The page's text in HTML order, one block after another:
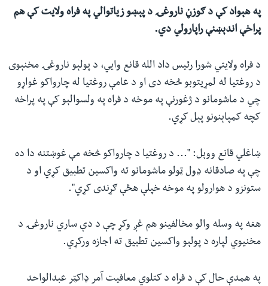
په هېواد کې د ګوزڼ ناروغۍ د پېښو زیاتوالي په فراه ولایت کې هم
پراخې اندېښنې راپارولي دي.
د فراه ولایتي شورا رئیس داد الله قانع وايي، د پولېو ناروغۍ مخنېوی
د روغتیا له لمړیتوبو څخه دی او د عامې روغتیا له چارواکو غواړو
چي د ماشومانو د ژغورنې په موخه د فراه په ولسوالېو کې په پراخه
کچه کمپاېنونو پېل کړي.
ښاغلي قانع ووېل: "... د روغتیا د چارواکو څخه مې غوښتنه دا ده
چې په صادقانه ډول ټولو ماشومانو ته واکسین تطبیق کړي او د
ستونزو د هوارولو په موخه خپلې هڅې ګړندی کړي".
هغه په وسله والو مخالفینو هم غږ وکړ چې د دې ساري ناروغۍ د
مخنيوي لپاره د پولېو واکسین تطبیق ته اجازه ورکړي.
په همدې حال کې د فراه د کتلوي معافیت آمر ډاکټر عبدالواحد